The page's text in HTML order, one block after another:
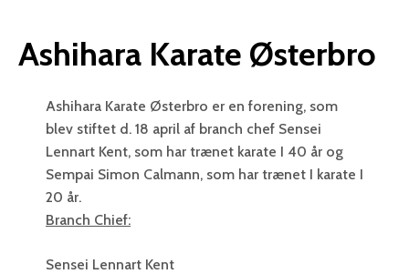
Ashihara Karate Østerbro
Ashihara Karate Østerbro er en forening, som
blev stiftet d. 18 april af branch chef Sensei
Lennart Kent, som har trænet karate I 40 år og
Sempai Simon Calmann, som har trænet I karate I
20 år.
Branch Chief:
Sensei Lennart Kent